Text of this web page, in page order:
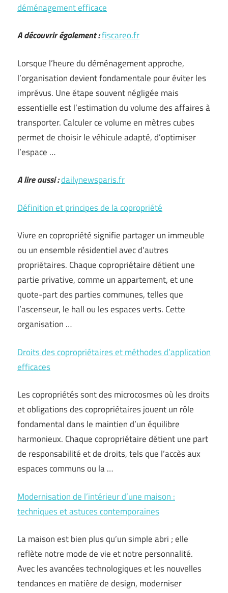
déménagement efficace
A découvrir également :fiscareo.fr
Lorsque l’heure du déménagement approche,
l’organisation devient fondamentale pour éviter les
imprévus. Une étape souvent négligée mais
essentielle est l’estimation du volume des affaires à
transporter. Calculer ce volume en mètres cubes
permet de choisir le véhicule adapté, d’optimiser
l’espace …
A lire aussi :dailynewsparis.fr
Définition et principes de la copropriété
Vivre en copropriété signifie partager un immeuble
ou un ensemble résidentiel avec d’autres
propriétaires. Chaque copropriétaire détient une
partie privative, comme un appartement, et une
quote-part des parties communes, telles que
l’ascenseur, le hall ou les espaces verts. Cette
organisation …
Droits des copropriétaires et méthodes d’application
efficaces
Les copropriétés sont des microcosmes où les droits
et obligations des copropriétaires jouent un rôle
fondamental dans le maintien d’un équilibre
harmonieux. Chaque copropriétaire détient une part
de responsabilité et de droits, tels que l’accès aux
espaces communs ou la …
Modernisation de l’intérieur d’une maison :
techniques et astuces contemporaines
La maison est bien plus qu’un simple abri ; elle
reflète notre mode de vie et notre personnalité.
Avec les avancées technologiques et les nouvelles
tendances en matière de design, moderniser